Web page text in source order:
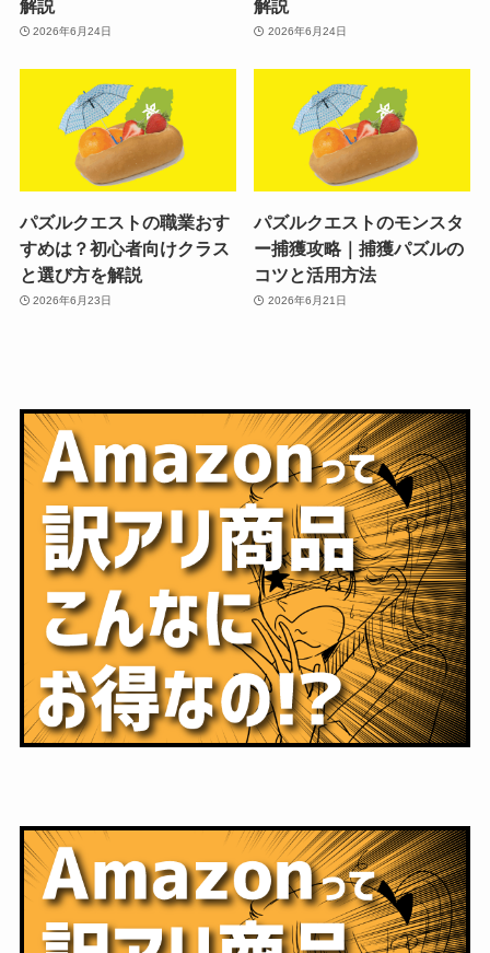
解説
2026年6月24日
解説
2026年6月24日
パズルクエストの職業おす
すめは？初心者向けクラス
と選び方を解説
2026年6月23日
パズルクエストのモンスタ
ー捕獲攻略｜捕獲パズルの
コツと活用方法
2026年6月21日